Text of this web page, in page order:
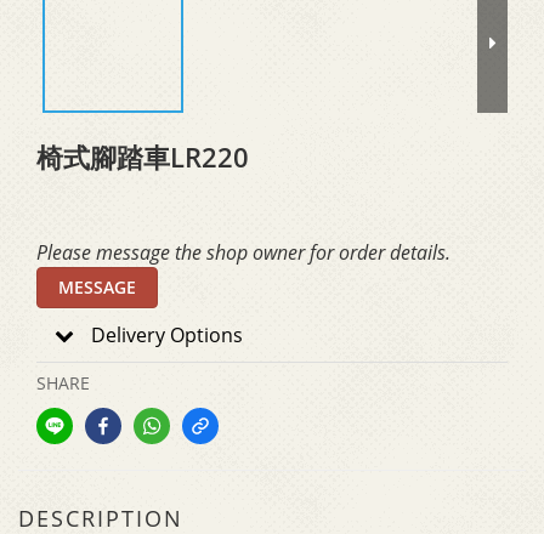
椅式腳踏車LR220
Please message the shop owner for order details.
MESSAGE
Delivery Options
SHARE
DESCRIPTION